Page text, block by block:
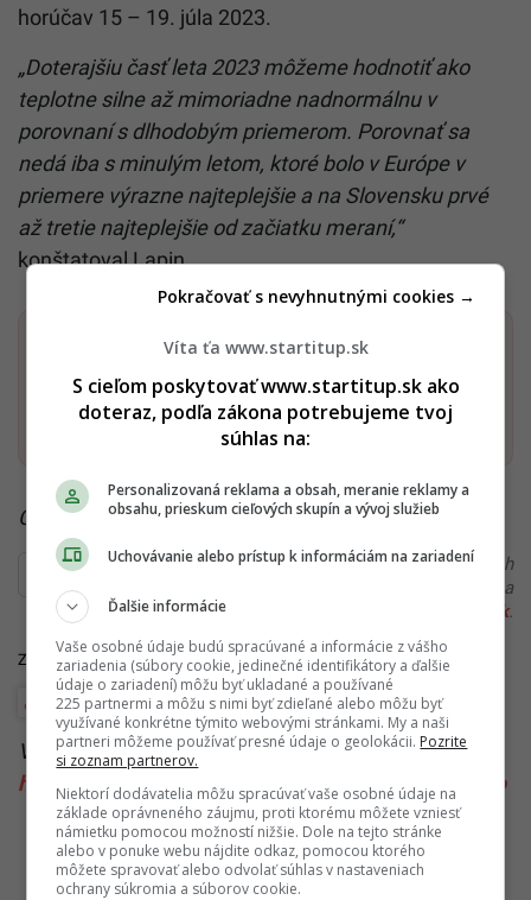
horúčav 15 – 19. júla 2023.
„Doterajšiu časť leta 2023 môžeme hodnotiť ako
teplotne silne až mimoriadne nadnormálnu v
porovnaní s dlhodobým priemerom. Porovnať sa
nedá iba s minulým letom, ktoré bolo v Európe v
priemere výrazne najteplejšie a na Slovensku prvé
až tretie najteplejšie od začiatku meraní,“
konštatoval Lapin.
Dostaň Startitup do svojich Google odporúčaní
Pridať ako preferovaný zdroj
Startitup, odkaz sa otvorí v
Čítaj viac z kategórie:Počasie
Ďakujeme, že čítaš Startitup. V prípade, že máš postreh
alebo si našiel v článku chybu, napíš nám na
redakcia@startitup.sk.
Zdroj: TASR
Počasie
Viac k téme:globálne otepľovanie ,horúčavy,
horúčavy na Slovensku
otepľovanie , Počasie teplo
Víta ťa www.startitup.sk
S cieľom poskytovať www.startitup.sk ako
doteraz, podľa zákona potrebujeme tvoj
súhlas na:
Personalizovaná reklama a obsah, meranie reklamy a
obsahu, prieskum cieľových skupín a vývoj služieb
Uchovávanie alebo prístup k informáciám na zariadení
Ďalšie informácie
Vaše osobné údaje budú spracúvané a informácie z vášho
zariadenia (súbory cookie, jedinečné identifikátory a ďalšie
údaje o zariadení) môžu byť ukladané a používané
225 partnermi a môžu s nimi byť zdieľané alebo môžu byť
využívané konkrétne týmito webovými stránkami. My a naši
partneri môžeme používať presné údaje o geolokácii. Pozrite
si zoznam partnerov.
Niektorí dodávatelia môžu spracúvať vaše osobné údaje na
základe oprávneného záujmu, proti ktorému môžete vzniesť
námietku pomocou možností nižšie. Dole na tejto stránke
alebo v ponuke webu nájdite odkaz, pomocou ktorého
môžete spravovať alebo odvolať súhlas v nastaveniach
ochrany súkromia a súborov cookie.
Pokračovať s nevyhnutnými cookies →